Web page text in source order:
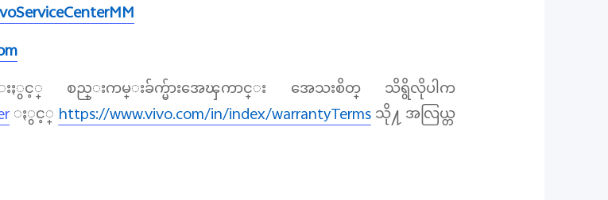
င္းႏွင့္ စည္းကမ္းခ်က္မ်ားအေၾကာင္း အေသးစိတ္ သိရွိလိုပါက
ႏွင့္ https://www.vivo.com/in/index/warrantyTermsသို႔ အလြယ္တ